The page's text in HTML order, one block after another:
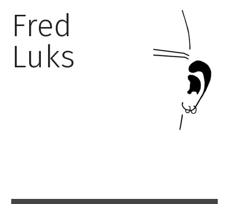
Fred
Luks